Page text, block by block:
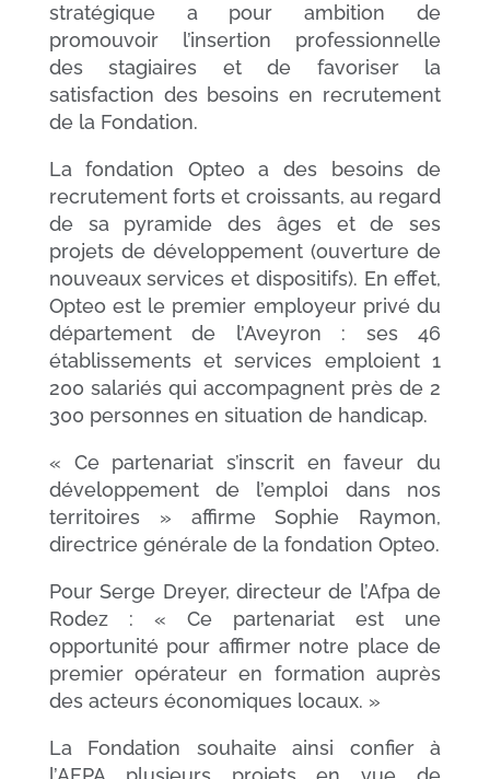
stratégique a pour ambition de
promouvoir l’insertion professionnelle
des stagiaires et de favoriser la
satisfaction des besoins en recrutement
de la Fondation.
La fondation Opteo a des besoins de
recrutement forts et croissants, au regard
de sa pyramide des âges et de ses
projets de développement (ouverture de
nouveaux services et dispositifs). En effet,
Opteo est le premier employeur privé du
département de l’Aveyron : ses 46
établissements et services emploient 1
200 salariés qui accompagnent près de 2
300 personnes en situation de handicap.
« Ce partenariat s’inscrit en faveur du
développement de l’emploi dans nos
territoires »
affirme Sophie Raymon,
directrice générale de la fondation Opteo.
Pour Serge Dreyer, directeur de l’Afpa de
Rodez :
« Ce partenariat est une
opportunité pour affirmer notre place de
premier opérateur en formation auprès
des acteurs économiques locaux. »
La Fondation souhaite ainsi confier à